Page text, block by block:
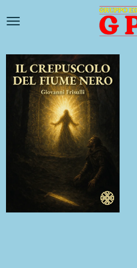
al
principale